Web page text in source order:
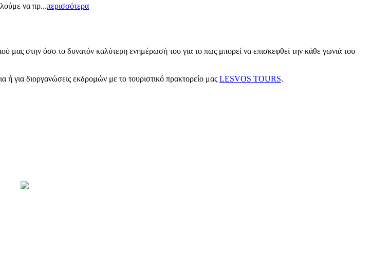
να πρ...περισσότερα
μας στην όσο το δυνατόν καλύτερη ενημέρωσή του για το πως μπορεί να επισκεφθεί την κάθε γωνιά του
ή για διοργανώσεις εκδρομών με το τουριστικό πρακτορείο μας LESVOS TOURS.